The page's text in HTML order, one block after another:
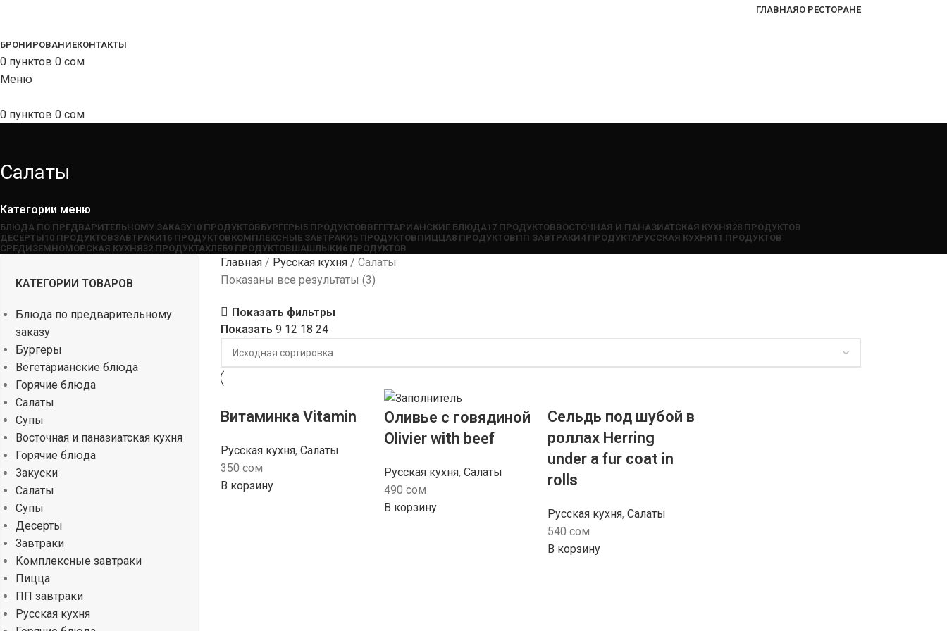
ГЛАВНАЯО РЕСТОРАНЕ
БРОНИРОВАНИЕКОНТАКТЫ
0 пунктов 0 сом
Меню
0 пунктов 0 сом
Салаты
Категории меню
БЛЮДА ПО ПРЕДВАРИТЕЛЬНОМУ ЗАКАЗУ10 ПРОДУКТОВБУРГЕРЫ5 ПРОДУКТОВВЕГЕТАРИАНСКИЕ БЛЮДА17 ПРОДУКТОВВОСТОЧНАЯ И ПАНАЗИАТСКАЯ КУХНЯ28 ПРОДУКТОВ
ДЕСЕРТЫ10 ПРОДУКТОВЗАВТРАКИ16 ПРОДУКТОВКОМПЛЕКСНЫЕ ЗАВТРАКИ5 ПРОДУКТОВПИЦЦА8 ПРОДУКТОВПП ЗАВТРАКИ4 ПРОДУКТАРУССКАЯ КУХНЯ11 ПРОДУКТОВ
СРЕДИЗЕМНОМОРСКАЯ КУХНЯ32 ПРОДУКТАХЛЕБ9 ПРОДУКТОВШАШЛЫКИ6 ПРОДУКТОВ
КАТЕГОРИИ ТОВАРОВ
Блюда по предварительному
заказу
Бургеры
Вегетарианские блюда
Горячие блюда
Салаты
Супы
Восточная и паназиатская кухня
Горячие блюда
Закуски
Салаты
Супы
Десерты
Завтраки
Комплексные завтраки
Пицца
ПП завтраки
Русская кухня
Главная Русская кухня
Салаты
Показаны все результаты (3)
Показать фильтры
Показать 9 12 18 24
Витаминка Vitamin
Русская кухня, Салаты
350 сом
В корзину
Оливье с говядиной
Olivier with beef
Русская кухня,Салаты
490сом
В корзину
Сельдь под шубой в
роллах Herring
under a fur coat in
rolls
Русская кухня,Салаты
540сом
В корзину